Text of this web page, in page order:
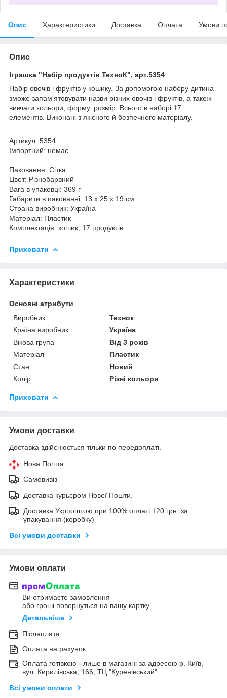
Опис Характеристики Доставка Оплата Умови
Опис
Іграшка "Набір продуктів ТехноК", арт.5354
Набір овочів і фруктів у кошику. За допомогою набору дитина
зможе запам'ятовувати назви різних овочів і фруктів, а також
вивчати кольори, форму, розмір. Всього в наборі 17
елементів. Виконані з якісного й безпечного матеріалу.
Артикул: 5354
Імпортний: немає
Паковання: Сітка
Цвет: Різнобарвний
Вага в упаковці: 369 г
Габарити в пакованні: 13 x 25 x 19 см
Страна виробник: Україна
Матеріал: Пластик
Комплектація: кошик, 17 продуктів
Приховати
Характеристики
Основні атрибути
Виробник
Технок
Країна виробник
Україна
Вікова група
Від 3 років
Матеріал
Пластик
Стан
Новий
Колір
Різні кольори
Приховати
Умови доставки
Доставка здійснюється тільки по передоплаті.
Нова Пошта
Самовивіз
Доставка курьєром Нової Пошти.
Доставка Укрпоштою при 100% оплаті +20 грн. за
упакування (коробку)
Всі умови доставки
Умови оплати
Ви отримаєте замовлення
або гроші повернуться на вашу картку
Детальніше
Післяплата
Оплата на рахунок
Оплата готівкою - лише в магазині за адресою р. Київ,
вул. Кирилівська, 166, ТЦ "Куренівський"
Всі умови оплати